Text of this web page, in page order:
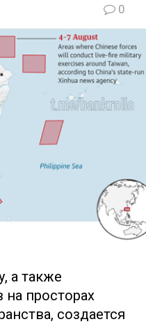
0
а также
на просторах
создается